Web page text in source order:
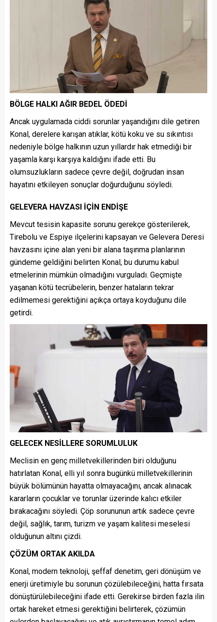
BÖLGE HALKI AĞIR BEDEL ÖDEDİ
Ancak uygulamada ciddi sorunlar yaşandığını dile getiren
Konal, derelere karışan atıklar, kötü koku ve su sıkıntısı
nedeniyle bölge halkının uzun yıllardır hak etmediği bir
yaşamla karşı karşıya kaldığını ifade etti. Bu
olumsuzlukların sadece çevre değil, doğrudan insan
hayatını etkileyen sonuçlar doğurduğunu söyledi.
GELEVERA HAVZASI İÇİN ENDİŞE
Mevcut tesisin kapasite sorunu gerekçe gösterilerek,
Tirebolu ve Espiye ilçelerini kapsayan ve Gelevera Deresi
havzasını içine alan yeni bir alana taşınma planlarının
gündeme geldiğini belirten Konal, bu durumu kabul
etmelerinin mümkün olmadığını vurguladı. Geçmişte
yaşanan kötü tecrübelerin, benzer hataların tekrar
edilmemesi gerektiğini açıkça ortaya koyduğunu dile
getirdi.
GELECEK NESİLLERE SORUMLULUK
Meclisin en genç milletvekillerinden biri olduğunu
hatırlatan Konal, elli yıl sonra bugünkü milletvekillerinin
büyük bölümünün hayatta olmayacağını, ancak alınacak
kararların çocuklar ve torunlar üzerinde kalıcı etkiler
bırakacağını söyledi. Çöp sorununun artık sadece çevre
değil, sağlık, tarım, turizm ve yaşam kalitesi meselesi
olduğunun altını çizdi.
ÇÖZÜM ORTAK AKILDA
Konal, modern teknoloji, şeffaf denetim, geri dönüşüm ve
enerji üretimiyle bu sorunun çözülebileceğini, hatta fırsata
dönüştürülebileceğini ifade etti. Gerekirse birden fazla ilin
ortak hareket etmesi gerektiğini belirterek, çözümün